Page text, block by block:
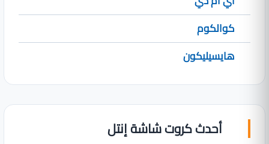
كوالكوم
هايسيليكون
أحدث كروت شاشة إنتل